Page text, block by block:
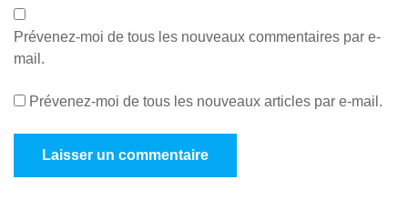
Prévenez-moi de tous les nouveaux commentaires par e-
mail.
Prévenez-moi de tous les nouveaux articles par e-mail.